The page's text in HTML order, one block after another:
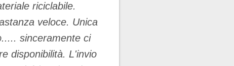
riciclabile.
veloce. Unica
sinceramente ci
disponibilità. L'invio